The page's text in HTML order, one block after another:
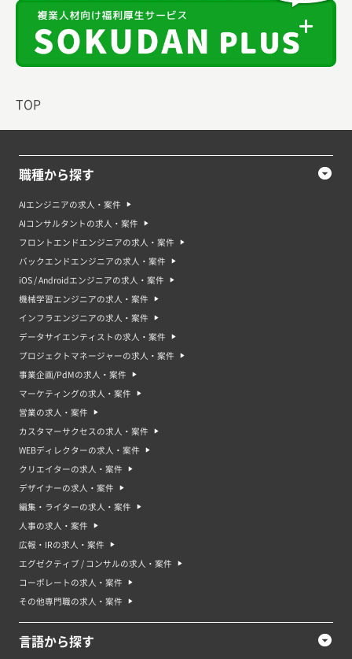
TOP
職種から探す
AIエンジニアの求人・案件
AIコンサルタントの求人・案件
フロントエンドエンジニアの求人・案件
バックエンドエンジニアの求人・案件
iOS / Androidエンジニアの求人・案件
機械学習エンジニアの求人・案件
インフラエンジニアの求人・案件
データサイエンティストの求人・案件
プロジェクトマネージャーの求人・案件
事業企画/PdMの求人・案件
マーケティングの求人・案件
営業の求人・案件
カスタマーサクセスの求人・案件
WEBディレクターの求人・案件
クリエイターの求人・案件
デザイナーの求人・案件
編集・ライターの求人・案件
人事の求人・案件
広報・IRの求人・案件
エグゼクティブ / コンサルの求人・案件
コーポレートの求人・案件
その他専門職の求人・案件
言語から探す